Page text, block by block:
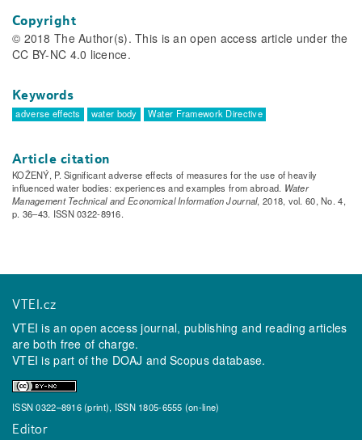
Copyright
© 2018 The Author(s). This is an open access article under the
CC BY-NC 4.0 licence.
Keywords
adverse effects water body Water Framework Directive
Article citation
KOŽENÝ, P. Significant adverse effects of measures for the use of heavily
influenced water bodies: experiences and examples from abroad. Water
Management Technical and Economical Information Journal, 2018, vol. 60, No. 4,
p. 36–43. ISSN 0322-8916.
VTEI.cz
VTEI is an open access journal, publishing and reading articles
are both free of charge.
VTEI is part of the DOAJ andScopusdatabase.
ISSN 0322–8916 (print), ISSN 1805-6555 (on-line)
Editor